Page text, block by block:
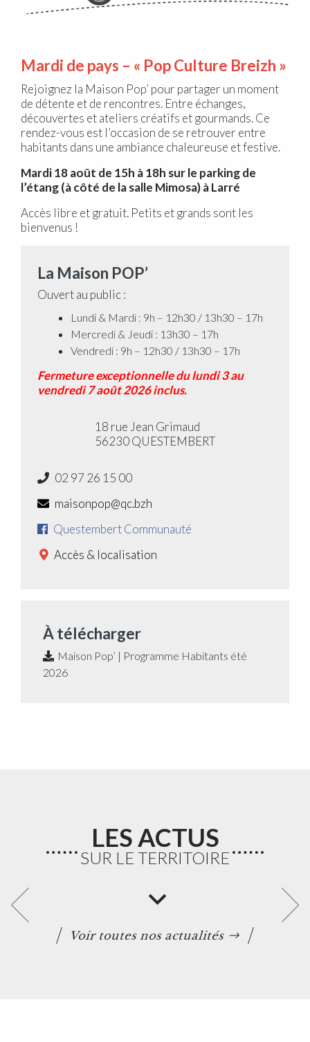
Mardi de pays – « Pop Culture Breizh »
Rejoignez la Maison Pop’ pour partager un moment
de détente et de rencontres. Entre échanges,
découvertes et ateliers créatifs et gourmands. Ce
rendez-vous est l’occasion de se retrouver entre
habitants dans une ambiance chaleureuse et festive.
Mardi 18 août de 15h à 18h sur le parking de
l’étang (à côté de la salle Mimosa) à Larré
Accès libre et gratuit. Petits et grands sont les
bienvenus !
La Maison POP’
Ouvert au public :
Lundi & Mardi : 9h – 12h30 / 13h30 – 17h
Mercredi & Jeudi : 13h30 – 17h
Vendredi : 9h – 12h30 / 13h30 – 17h
Fermeture exceptionnelle du lundi 3 au
vendredi 7 août 2026 inclus.
18 rue Jean Grimaud
56230 QUESTEMBERT
02 97 26 15 00
maisonpop@qc.bzh
Questembert Communauté
Accès & localisation
À télécharger
Maison Pop’ | Programme Habitants été
2026
LES ACTUS
SUR LE TERRITOIRE
Voir toutes nos actualités